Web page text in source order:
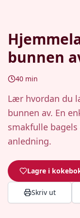
bunnen
40 min
Lær hvordan du
bunnen av. En
smakfulle
anledning.
Lagre i
Skriv ut